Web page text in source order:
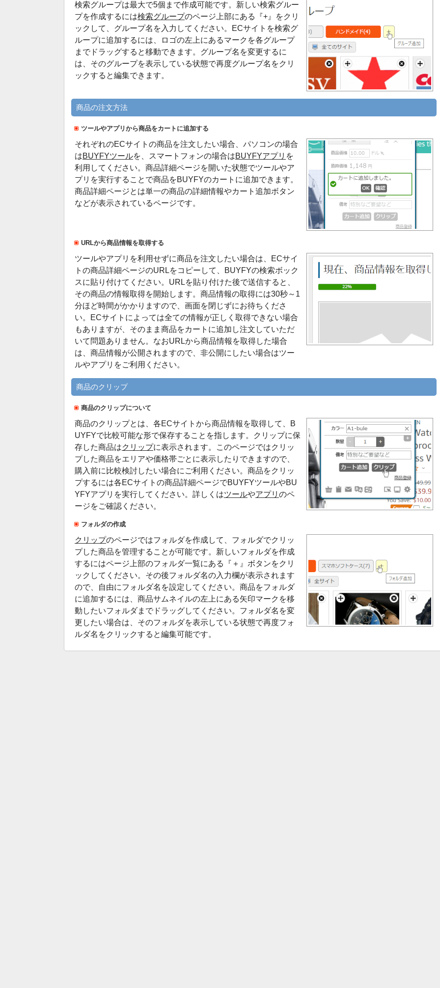
検索グループは最大で5個まで作成可能です。新しい検索グルー
プを作成するには検索グループのページ上部にある『+』をクリ
ックして、グループ名を入力してください。ECサイトを検索グ
ループに追加するには、ロゴの左上にあるマークを各グループ
までドラッグすると移動できます。グループ名を変更するに
は、そのグループを表示している状態で再度グループ名をクリ
ックすると編集できます。
商品の注文方法
ツールやアプリから商品をカートに追加する
それぞれのECサイトの商品を注文したい場合、パソコンの場合
はBUYFYツールを、スマートフォンの場合はBUYFYアプリ を
利用してください。商品詳細ページを開いた状態でツールやア
プリを実行することで商品をBUYFYのカートに追加できます。
商品詳細ページとは単一の商品の詳細情報やカート追加ボタン
などが表示されているページです。
URLから商品情報を取得する
ツールやアプリを利用せずに商品を注文したい場合は、ECサイ
トの商品詳細ページのURLをコピーして、BUYFYの検索ボック
スに貼り付けてください。URLを貼り付けた後で送信すると、
その商品の情報取得を開始します。商品情報の取得には30秒～1
分ほど時間がかかりますので、画面を閉じずにお待ちくださ
い。ECサイトによっては全ての情報が正しく取得できない場合
もありますが、そのまま商品をカートに追加し注文していただ
いて問題ありません。なおURLから商品情報を取得した場合
は、商品情報が公開されますので、非公開にしたい場合はツー
ルやアプリをご利用ください。
商品のクリップ
商品のクリップについて
商品のクリップとは、各ECサイトから商品情報を取得して、B
UYFYで比較可能な形で保存することを指します。クリップに保
存した商品はクリップに表示されます。このページではクリッ
プした商品をエリアや価格帯ごとに表示したりできますので、
購入前に比較検討したい場合にご利用ください。商品をクリッ
プするには各ECサイトの商品詳細ページでBUYFYツールやBU
YFYアプリを実行してください。詳しくはツールやアプリ のペ
ージをご確認ください。
フォルダの作成
クリップのページではフォルダを作成して、フォルダでクリッ
プした商品を管理することが可能です。新しいフォルダを作成
するにはページ上部のフォルダ一覧にある『＋』ボタンをクリ
ックしてください。その後フォルダ名の入力欄が表示されます
ので、自由にフォルダ名を設定してください。商品をフォルダ
に追加するには、商品サムネイルの左上にある矢印マークを移
動したいフォルダまでドラッグしてください。フォルダ名を変
更したい場合は、そのフォルダを表示している状態で再度フォ
ルダ名をクリックすると編集可能です。